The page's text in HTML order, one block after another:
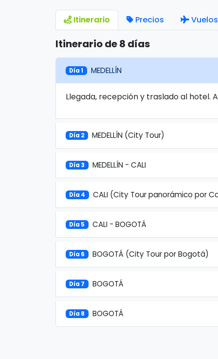
Itinerario Precios Vuelos
Itinerario de 8 días
Día 1 MEDELLÍN
Llegada, recepción y traslado al hotel.
Día 2 MEDELLÍN (City Tour)
Día 3 MEDELLÍN - CALI
Día 4 CALI (City Tour panorámico por
Día 5 CALI - BOGOTÁ
Día 6 BOGOTÁ (City Tour por Bogotá)
Día 7 BOGOTÁ
Día 8 BOGOTÁ